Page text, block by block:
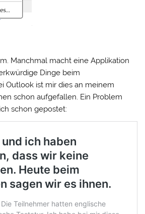
Manchmal macht eine Applikation
Dinge beim
Outlook ist mir dies an meinem
schon aufgefallen. Ein Problem
schon gepostet: